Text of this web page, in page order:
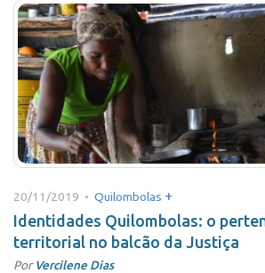
20/11/2019 • Quilombolas +
Identidades Quilombolas: o
territorial no balcão da Justiça
PorVercilene Dias